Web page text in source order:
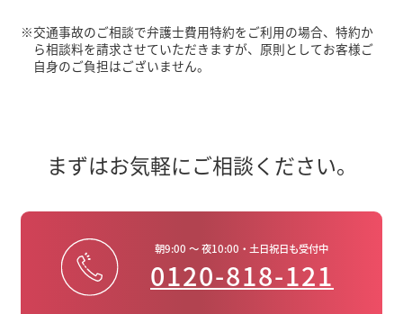
※交通事故のご相談で弁護士費用特約をご利用の場合、特約か
ら相談料を請求させていただきますが、原則としてお客様ご
自身のご負担はございません。
まずはお気軽にご相談ください。
朝9:00 ～ 夜10:00・土日祝日も受付中
0120-818-121